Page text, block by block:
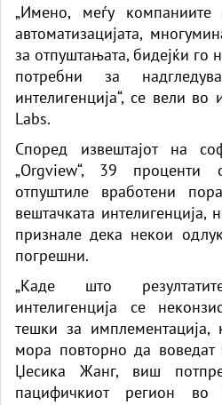
„Имено, меѓу
автоматизацијата,
за отпуштањата, бидејќи го
потребни за
интелигенција“, се вели
Labs.
Според извештајот на
„Orgview“, 39 проценти
отпуштиле вработени
вештачката
признале дека некои
погрешни.
„Каде што
интелигенција се
тешки за имплементација,
мора повторно да воведат
Џесика Жанг, виш
пацифичкиот регион во